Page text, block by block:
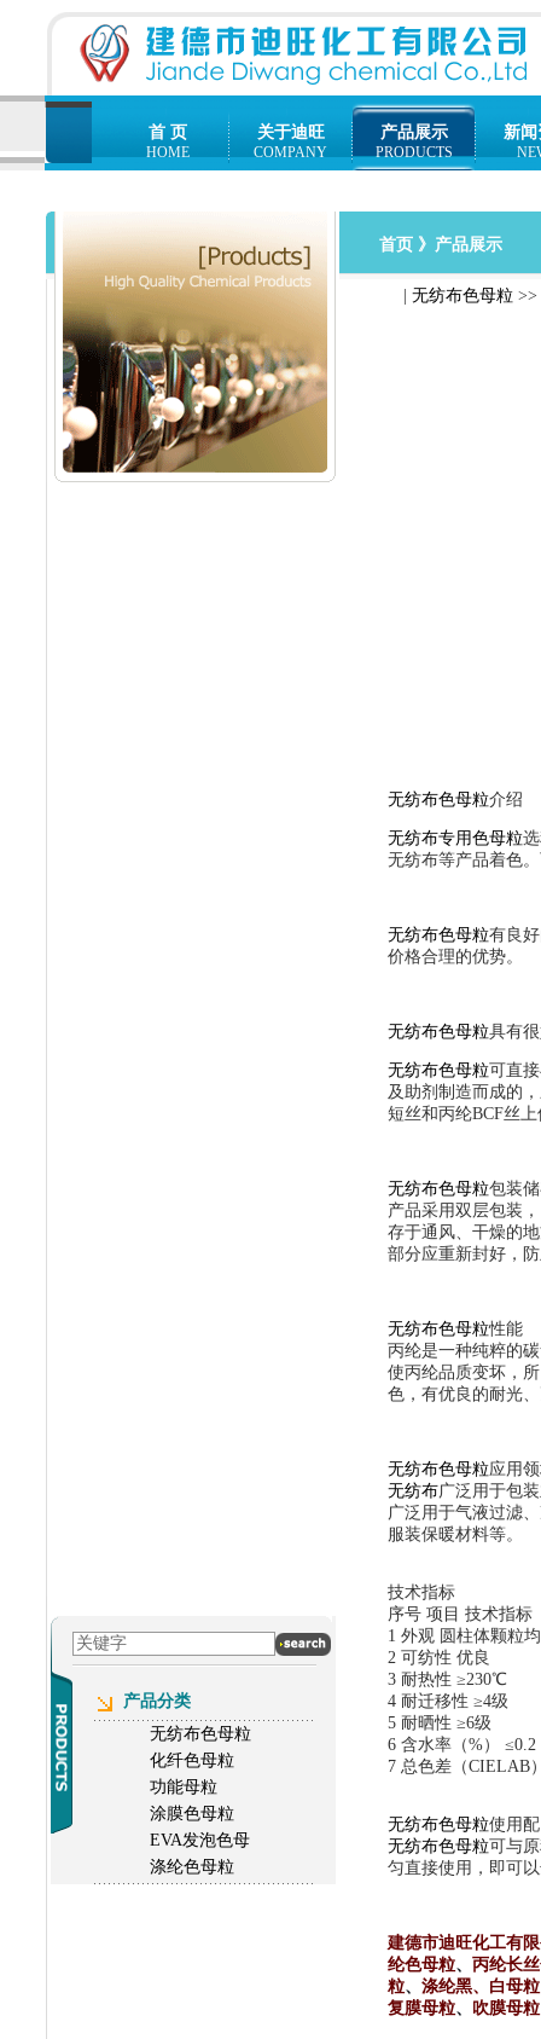
首 页
HOME
关于迪旺
COMPANY
产品展示
PRODUCTS
新闻
首页 》产品展示
无纺布色母粒>>
无纺布色母粒介绍
无纺布专用色母粒
无纺布等产品着色
无纺布色母粒有良
价格合理的优势。
无纺布色母粒具有
无纺布色母粒可直
及助剂制造而成的
短丝和丙纶BCF丝
无纺布色母粒包装
产品采用双层包装
存于通风、干燥的
部分应重新封好，
无纺布色母粒性能
丙纶是一种纯粹的
使丙纶品质变坏，
色，有优良的耐光
无纺布色母粒应用
无纺布广泛用于包
广泛用于气液过滤
服装保暖材料等。
技术指标
序号 项目 技术指标
1 外观 圆柱体颗粒
2 可纺性 优良
3 耐热性 ≥230℃
4 耐迁移性 ≥4级
5 耐晒性 ≥6级
6 含水率（%） ≤0.2
7 总色差（CIELAB
无纺布色母粒使用
无纺布色母粒可与
匀直接使用，即可
建德市迪旺化工有
纶色母粒、 丙纶长
粒、 涤纶黑、白母粒
复膜母粒、 吹膜母粒
产品分类
无纺布色母粒
化纤色母粒
功能母粒
涂膜色母粒
EVA发泡色母
涤纶色母粒